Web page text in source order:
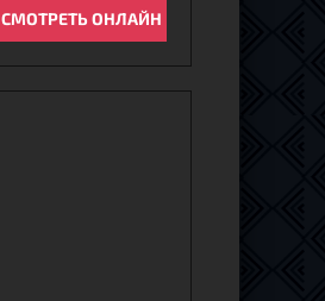
СМОТРЕТЬ ОНЛАЙН